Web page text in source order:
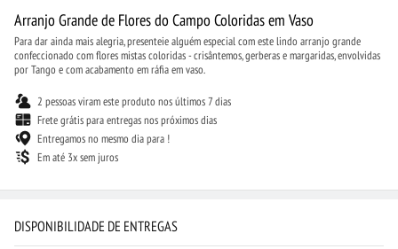
Arranjo Grande de Flores do Campo Coloridas em Vaso
Para dar ainda mais alegria, presenteie alguém especial com este lindo arranjo grande
confeccionado com flores mistas coloridas - crisântemos, gerberas e margaridas, envolvidas
por Tango e com acabamento em ráfia em vaso.
2 pessoas viram este produto nos últimos 7 dias
Frete grátis para entregas nos próximos dias
Entregamos no mesmo dia para !
Em até 3x sem juros
DISPONIBILIDADE DE ENTREGAS